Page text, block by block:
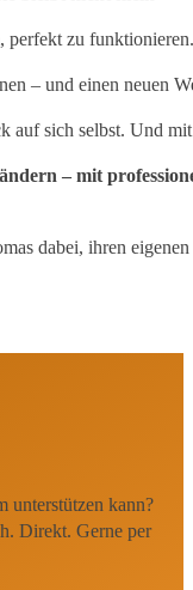
perfekt zu funktionieren.
– und einen neuen
sich selbst. Und
– mit
dabei, ihren
unterstützen kann?
Direkt. Gerne per